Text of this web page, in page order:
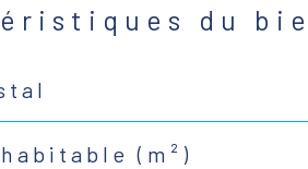
du
Valeurs
(m²)